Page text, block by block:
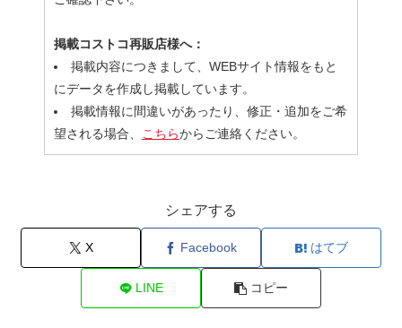
掲載コストコ再販店様へ：
掲載内容につきまして、WEBサイト情報をもと
にデータを作成し掲載しています。
掲載情報に間違いがあったり、修正・追加をご希
望される場合、 こちらからご連絡ください。
シェアする
X Facebook はてブ
LINE コピー